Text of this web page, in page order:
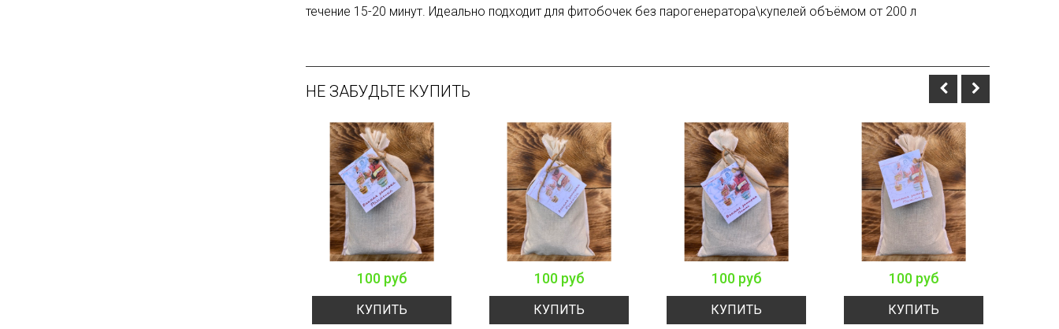
течение 15-20 минут. Идеально подходит для фитобочек без парогенератора\купелей объёмом от 200 л
НЕ ЗАБУДЬТЕ КУПИТЬ
100 руб
КУПИТЬ
100 руб
КУПИТЬ
100 руб
КУПИТЬ
100 руб
КУПИТЬ